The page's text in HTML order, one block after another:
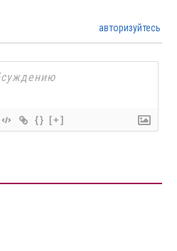
авторизуйтесь
{} [+]